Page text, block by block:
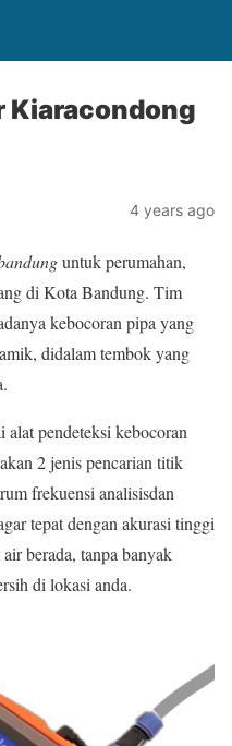
Kiaracondong
4 years ago
untuk perumahan,
di Kota Bandung. Tim
kebocoran pipa yang
didalam tembok yang
pendeteksi kebocoran
2 jenis pencarian titik
frekuensi analisisdan
tepat dengan akurasi tinggi
berada, tanpa banyak
di lokasi anda.